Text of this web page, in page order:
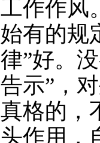
工作作风
始有的规
律”好。
告示”，
真格的，
头作用，